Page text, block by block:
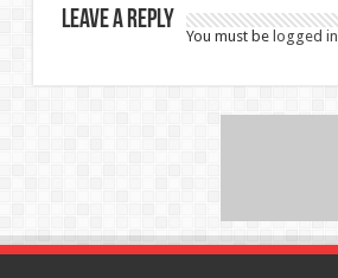
Leave a Reply
You must be logged in